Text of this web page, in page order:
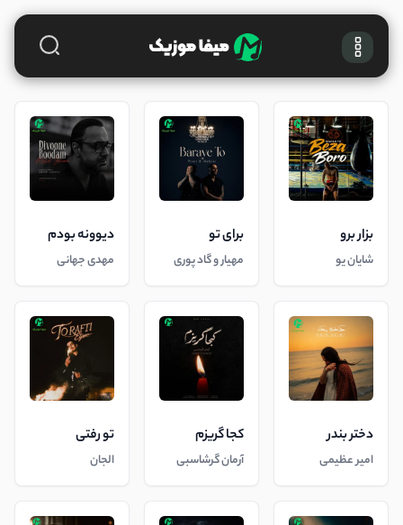
بزار برو
شایان یو
برای تو
مهیار و گاد پوری
دیوونه بودم
مهدی جهانی
دختر بندر
امیر عظیمی
کجا گریزم
آرمان گرشاسبی
تو رفتی
الجان